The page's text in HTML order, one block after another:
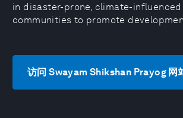
in disaster-prone, climate-
communities to promote
访问 Swayam Shikshan Prayog 网